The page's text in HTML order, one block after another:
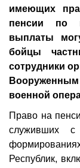
имеющих
пенсии по
выплаты
бойцы
сотрудники
военной
Право на
служивших
Республик,